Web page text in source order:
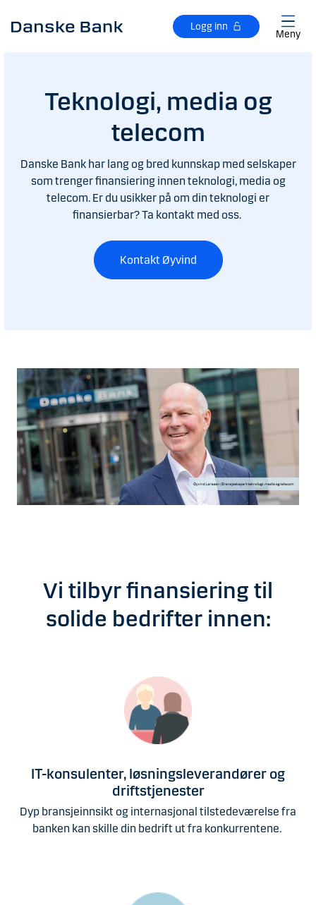
Logg inn
Meny
Teknologi, media og
telecom
Danske Bank har lang og bred kunnskap med selskaper
som trenger finansiering innen teknologi, media og
telecom. Er du usikker på om din teknologi er
finansierbar? Ta kontakt med oss.
Kontakt Øyvind
Vi tilbyr finansiering til
solide bedrifter innen:
IT-konsulenter, løsningsleverandører og
driftstjenester
Dyp bransjeinnsikt og internasjonal tilstedeværelse fra
banken kan skille din bedrift ut fra konkurrentene.